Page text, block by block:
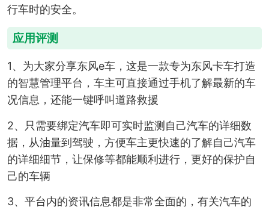
行车时的安全。
应用评测
1、为大家分享东风e车，这是一款专为东风卡车打造
的智慧管理平台，车主可直接通过手机了解最新的车
况信息，还能一键呼叫道路救援
2、只需要绑定汽车即可实时监测自己汽车的详细数
据，从油量到驾驶，方便车主更快速的了解自己汽车
的详细细节，让保修等都能顺利进行，更好的保护自
己的车辆
3、平台内的资讯信息都是非常全面的，有关汽车的